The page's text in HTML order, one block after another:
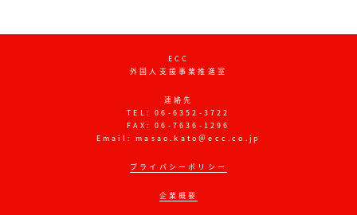
ECC
外国人支援事業推進室
連絡先
TEL: 06-6352-3722
FAX: 06-7636-1296
Email: masao.kato＠ecc.co.jp
プライバシーポリシー
企業概要